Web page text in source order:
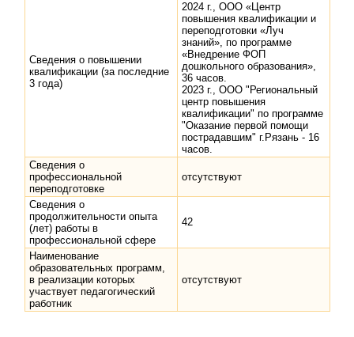
Сведения о повышении
квалификации (за последние
3 года)
2024 г., ООО «Центр
повышения квалификации и
переподготовки «Луч
знаний», по программе
«Внедрение ФОП
дошкольного образования»,
36 часов.
2023 г., ООО "Региональный
центр повышения
квалификации" по программе
"Оказание первой помощи
пострадавшим" г.Рязань - 16
часов.
Сведения о
профессиональной
переподготовке
отсутствуют
Сведения о
продолжительности опыта
(лет) работы в
профессиональной сфере
42
Наименование
образовательных программ,
в реализации которых
участвует педагогический
работник
отсутствуют